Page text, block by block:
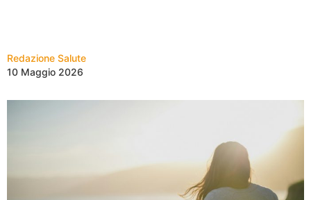
Redazione Salute
10 Maggio 2026